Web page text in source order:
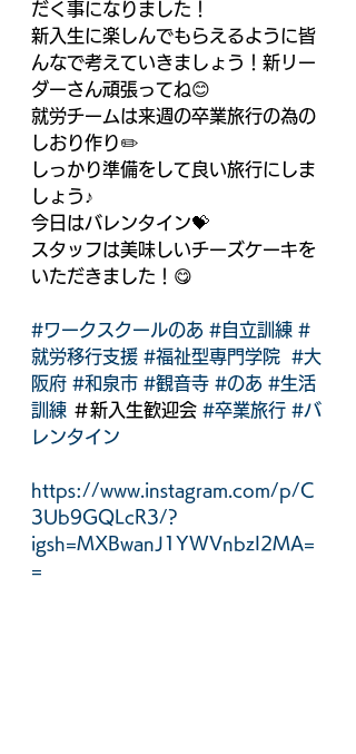
だく事になりました！
新入生に楽しんでもらえるように皆
んなで考えていきましょう！新リー
ダーさん頑張ってね😊
就労チームは来週の卒業旅行の為の
しおり作り✏️
しっかり準備をして良い旅行にしま
しょう♪
今日はバレンタイン💝
スタッフは美味しいチーズケーキを
いただきました！😋
#ワークスクールのあ #自立訓練 #
就労移行支援 #福祉型専門学院
#大
阪府 #和泉市 #観音寺 #のあ #生活
訓練 ＃新入生歓迎会 #卒業旅行 #バ
レンタイン
https://www.instagram.com/p/C
3Ub9GQLcR3/?
igsh=MXBwanJ1YWVnbzI2MA=
=